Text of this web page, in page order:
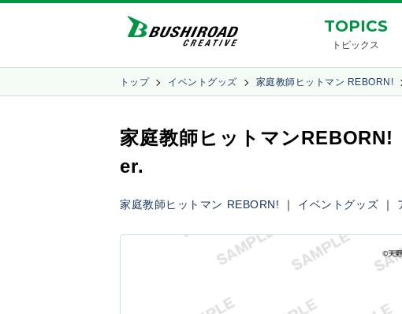
TOPICS
トピックス
トップ イベントグッズ 家庭教師ヒットマン REBORN!
家庭教師ヒットマン
er.
家庭教師ヒットマン REBORN! ｜ イベントグッズ ｜